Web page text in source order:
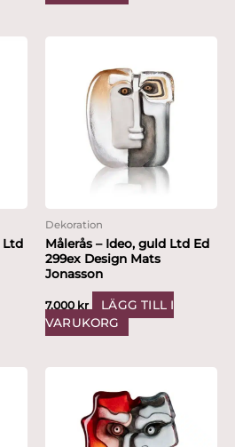
Dekoration
Målerås – Ideo, guld Ltd Ed
299ex Design Mats
Jonasson
7,000 kr
LÄGG TILL I
VARUKORG